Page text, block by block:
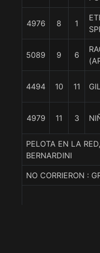
4976 8 1
5089 9 6
4494 10 11
4979 11 3
PELOTA EN LA
BERNARDINI
NO CORRIERON :